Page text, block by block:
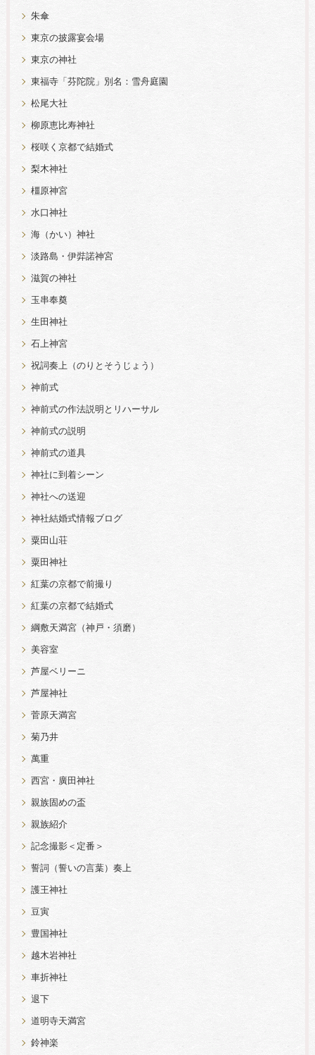
朱傘
東京の披露宴会場
東京の神社
東福寺「芬陀院」別名：雪舟庭園
松尾大社
柳原恵比寿神社
桜咲く京都で結婚式
梨木神社
橿原神宮
水口神社
海（かい）神社
淡路島・伊弉諾神宮
滋賀の神社
玉串奉奠
生田神社
石上神宮
祝詞奏上（のりとそうじょう）
神前式
神前式の作法説明とリハーサル
神前式の説明
神前式の道具
神社に到着シーン
神社への送迎
神社結婚式情報ブログ
粟田山荘
粟田神社
紅葉の京都で前撮り
紅葉の京都で結婚式
綱敷天満宮（神戸・須磨）
美容室
芦屋ベリーニ
芦屋神社
菅原天満宮
菊乃井
萬重
西宮・廣田神社
親族固めの盃
親族紹介
記念撮影＜定番＞
誓詞（誓いの言葉）奏上
護王神社
豆寅
豊国神社
越木岩神社
車折神社
退下
道明寺天満宮
鈴神楽